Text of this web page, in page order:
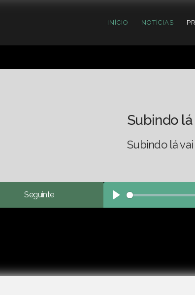
INÍCIO NOTÍCIAS
Subindo lá
Subindo lá vai
Seguinte
Play